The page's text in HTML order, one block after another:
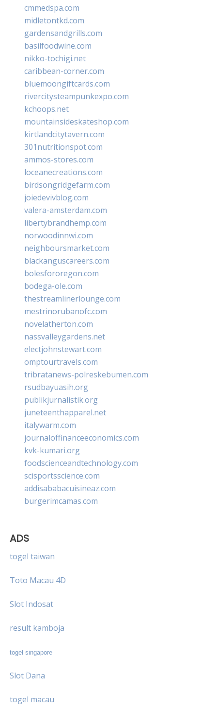
cmmedspa.com
midletontkd.com
gardensandgrills.com
basilfoodwine.com
nikko-tochigi.net
caribbean-corner.com
bluemoongiftcards.com
rivercitysteampunkexpo.com
kchoops.net
mountainsideskateshop.com
kirtlandcitytavern.com
301nutritionspot.com
ammos-stores.com
loceanecreations.com
birdsongridgefarm.com
joiedevivblog.com
valera-amsterdam.com
libertybrandhemp.com
norwoodinnwi.com
neighboursmarket.com
blackanguscareers.com
bolesfororegon.com
bodega-ole.com
thestreamlinerlounge.com
mestrinorubanofc.com
novelatherton.com
nassvalleygardens.net
electjohnstewart.com
omptourtravels.com
tribratanews-polreskebumen.com
rsudbayuasih.org
publikjurnalistik.org
juneteenthapparel.net
italywarm.com
journaloffinanceeconomics.com
kvk-kumari.org
foodscienceandtechnology.com
scisportsscience.com
addisababacuisineaz.com
burgerimcamas.com
ADS
togel taiwan
Toto Macau 4D
Slot Indosat
result kamboja
togel singapore
Slot Dana
togel macau